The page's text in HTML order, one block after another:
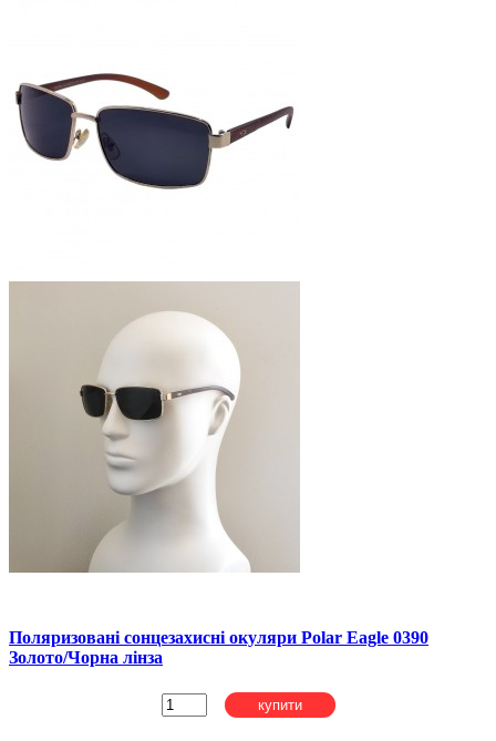
Поляризовані сонцезахисні окуляри Polar Eagle 0390
Золото/Чорна лінза
купити